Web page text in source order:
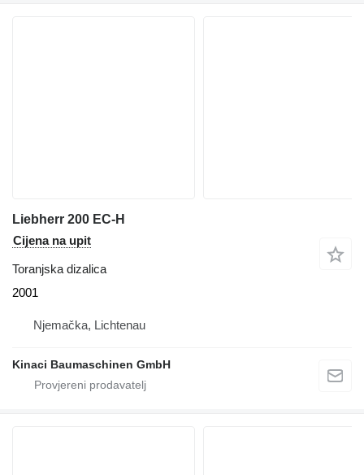
Liebherr 200 EC-H
Cijena na upit
Toranjska dizalica
2001
Njemačka, Lichtenau
Kinaci Baumaschinen GmbH